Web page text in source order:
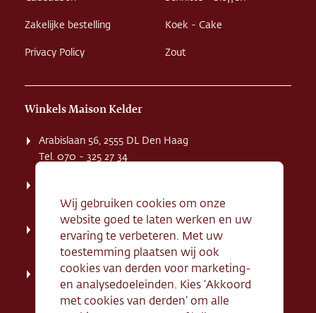
Zakelijke bestelling
Privacy Policy
Koek - Cake
Zout
Winkels Maison Kelder
Arabislaan 56, 2555 DL Den Haag
Tel. 070 - 325 27 34
Tel. 070 - 324 94 09
Kerkstraat 71, 2242 HD Wassenaar
Tel. 070 - 517 95 07
Dorpsstraat 134, 2712 AN Zoetermeer
Tel. 079 - 316 78 95
Wij gebruiken cookies om onze
website goed te laten werken en uw
ervaring te verbeteren. Met uw
toestemming plaatsen wij ook
cookies van derden voor marketing-
en analysedoeleinden. Kies ‘Akkoord
met cookies van derden’ om alle